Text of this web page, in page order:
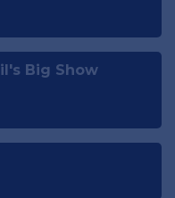
Big Show